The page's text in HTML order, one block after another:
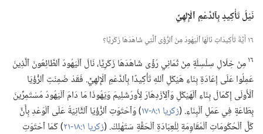
نَيْلُ تَأْكِيدٍ بِٱلدَّعْمِ ٱلْإِلهِيِّ
١٦ أَيَّةُ تَأْكِيدَاتٍ نَالَهَا ٱلْيَهُودُ مِنَ ٱلرُّؤَى ٱلَّتِي شَاهَدَهَا زَكَرِيَّا؟‏
١٦مِنْ خِلَالِ سِلْسِلَةٍ مِنْ ثَمَانِي رُؤًى شَاهَدَهَا زَكَرِيَّا،‏ نَالَ ٱلْيَهُودُ ٱلطَّائِعُونَ ٱلَّذِينَ
عَمِلُوا عَلَى إِعَادَةِ بِنَاءِ هَيْكَلِ ٱللهِ تَأْكِيدًا بِٱلدَّعْمِ ٱلْإِلهِيِّ.‏ فَقَدْ ضَمِنَتِ ٱلرُّؤْيَا
ٱلْأُولَى إِكْمَالَ بِنَاءِ ٱلْهَيْكَلِ وَٱلِٱزْدِهَارَ لِأُورُشَلِيمَ وَيَهُوذَا مَا دَامَ ٱلْيَهُودُ مُسْتَمِرِّينَ
بِطَاعَةٍ فِي عَمَلِ ٱلْبِنَاءِ.‏ (‏زكريا ١:‏٨-‏١٧
‏)‏ وَٱحْتَوَتِ ٱلرُّؤْيَا ٱلثَّانِيَةُ عَلَى ٱلْوَعْدِ بِأَنَّ
كُلَّ ٱلْحُكُومَاتِ ٱلْمُقَاوِمَةِ لِلْعِبَادَةِ ٱلْحَقَّةِ سَتَهْلِكُ.‏ (‏زكريا ١:‏١٨-‏٢١
‏)‏ كَمَا ٱحْتَوَتِ